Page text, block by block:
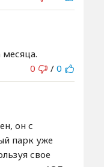
месяца.
0
/ 0
он с
парк уже
свое